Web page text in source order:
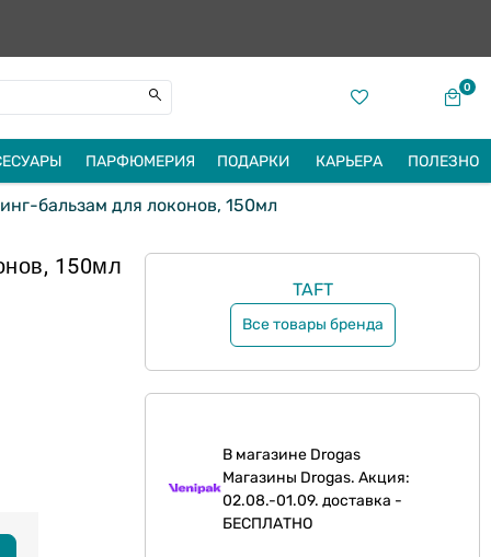
0
ПАРФЮМЕРИЯ ПОДАРКИ КАРЬЕРА ПОЛЕЗНО
бальзам для локонов, 150мл
150мл
TAFT
Все товары бренда
В магазине Drogas
Магазины Drogas. Акция:
02.08.-01.09. доставка -
БЕСПЛАТНО